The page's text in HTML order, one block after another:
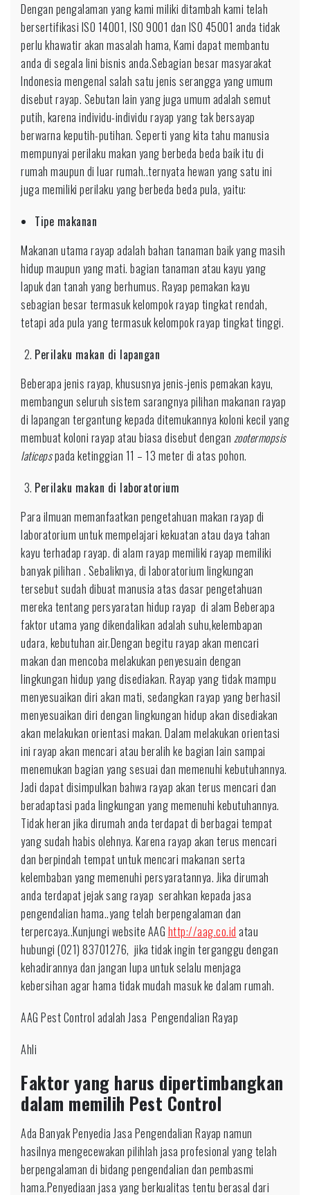
Dengan pengalaman yang kami miliki ditambah kami telah
bersertifikasi ISO 14001, ISO 9001 dan ISO 45001 anda tidak
perlu khawatir akan masalah hama, Kami dapat membantu
anda di segala lini bisnis anda.Sebagian besar masyarakat
Indonesia mengenal salah satu jenis serangga yang umum
disebut rayap. Sebutan lain yang juga umum adalah semut
putih, karena individu-individu rayap yang tak bersayap
berwarna keputih-putihan. Seperti yang kita tahu manusia
mempunyai perilaku makan yang berbeda beda baik itu di
rumah maupun di luar rumah..ternyata hewan yang satu ini
juga memiliki perilaku yang berbeda beda pula, yaitu:
Tipe makanan
Makanan utama rayap adalah bahan tanaman baik yang masih
hidup maupun yang mati. bagian tanaman atau kayu yang
lapuk dan tanah yang berhumus. Rayap pemakan kayu
sebagian besar termasuk kelompok rayap tingkat rendah,
tetapi ada pula yang termasuk kelompok rayap tingkat tinggi.
Perilaku makan di lapangan
Beberapa jenis rayap, khususnya jenis-jenis pemakan kayu,
membangun seluruh sistem sarangnya pilihan makanan rayap
di lapangan tergantung kepada ditemukannya koloni kecil yang
membuat koloni rayap atau biasa disebut dengan zootermopsis
laticepspada ketinggian 11 – 13 meter di atas pohon.
Perilaku makan di laboratorium
Para ilmuan memanfaatkan pengetahuan makan rayap di
laboratorium untuk mempelajari kekuatan atau daya tahan
kayu terhadap rayap. di alam rayap memiliki rayap memiliki
banyak pilihan . Sebaliknya, di laboratorium lingkungan
tersebut sudah dibuat manusia atas dasar pengetahuan
mereka tentang persyaratan hidup rayap di alam Beberapa
faktor utama yang dikendalikan adalah suhu,kelembapan
udara, kebutuhan air.Dengan begitu rayap akan mencari
makan dan mencoba melakukan penyesuain dengan
lingkungan hidup yang disediakan. Rayap yang tidak mampu
menyesuaikan diri akan mati, sedangkan rayap yang berhasil
menyesuaikan diri dengan lingkungan hidup akan disediakan
akan melakukan orientasi makan. Dalam melakukan orientasi
ini rayap akan mencari atau beralih ke bagian lain sampai
menemukan bagian yang sesuai dan memenuhi kebutuhannya.
Jadi dapat disimpulkan bahwa rayap akan terus mencari dan
beradaptasi pada lingkungan yang memenuhi kebutuhannya.
Tidak heran jika dirumah anda terdapat di berbagai tempat
yang sudah habis olehnya. Karena rayap akan terus mencari
dan berpindah tempat untuk mencari makanan serta
kelembaban yang memenuhi persyaratannya. Jika dirumah
anda terdapat jejak sang rayap serahkan kepada jasa
pengendalian hama..yang telah berpengalaman dan
terpercaya..Kunjungi website AAG http://aag.co.id atau
hubungi (021) 83701276, jika tidak ingin terganggu dengan
kehadirannya dan jangan lupa untuk selalu menjaga
kebersihan agar hama tidak mudah masuk ke dalam rumah.
AAG Pest Control adalah Jasa Pengendalian Rayap
Ahli
Faktor yang harus dipertimbangkan
dalam memilih Pest Control
Ada Banyak Penyedia Jasa Pengendalian Rayap namun
hasilnya mengecewakan pilihlah jasa profesional yang telah
berpengalaman di bidang pengendalian dan pembasmi
hama.Penyediaan jasa yang berkualitas tentu berasal dari